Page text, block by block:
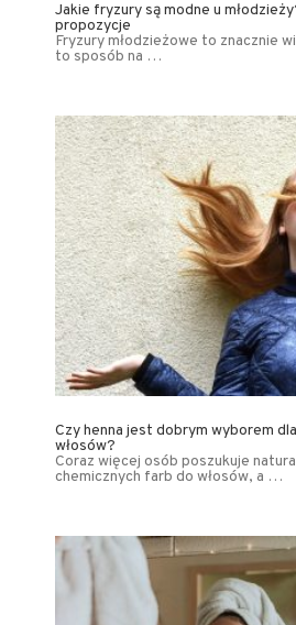
Jakie fryzury są modne u
propozycje
Fryzury młodzieżowe to znacznie
to sposób na …
Czy henna jest dobrym wyborem
włosów?
Coraz więcej osób poszukuje
chemicznych farb do włosów, a …